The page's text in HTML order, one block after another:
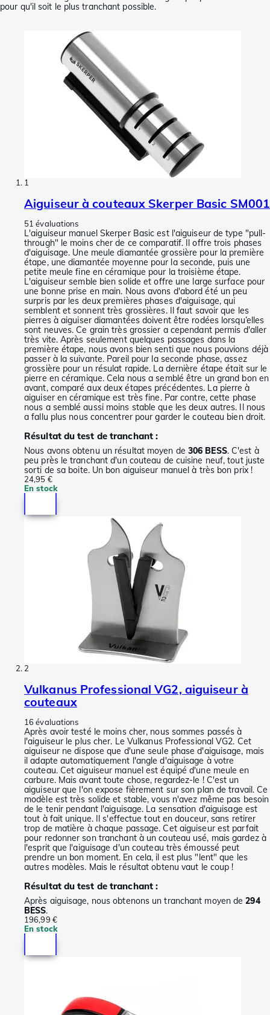
pour qu'il soit le plus tranchant possible.
1
Aiguiseur à couteaux Skerper Basic SM001
51 évaluations
L'aiguiseur manuel Skerper Basic est l'aiguiseur de type "pull-
through" le moins cher de ce comparatif. Il offre trois phases
d'aiguisage. Une meule diamantée grossière pour la première
étape, une diamantée moyenne pour la seconde, puis une
petite meule fine en céramique pour la troisième étape.
L'aiguiseur semble bien solide et offre une large surface pour
une bonne prise en main. Nous avons d'abord été un peu
surpris par les deux premières phases d'aiguisage, qui
semblent et sonnent très grossières. Il faut savoir que les
pierres à aiguiser diamantées doivent être rodées lorsqu’elles
sont neuves. Ce grain très grossier a cependant permis d'aller
très vite. Après seulement quelques passages dans la
première étape, nous avons bien senti que nous pouvions déjà
passer à la suivante. Pareil pour la seconde phase, assez
grossière pour un résulat rapide. La dernière étape était sur le
pierre en céramique. Cela nous a semblé être un grand bon en
avant, comparé aux deux étapes précédentes. La pierre à
aiguiser en céramique est très fine. Par contre, cette phase
nous a semblé aussi moins stable que les deux autres. Il nous
a fallu plus nous concentrer pour garder le couteau bien droit.
Résultat du test de tranchant :
Nous avons obtenu un résultat moyen de 306 BESS. C'est à
peu près le tranchant d'un couteau de cuisine neuf, tout juste
sorti de sa boite. Un bon aiguiseur manuel à très bon prix !
24,95 €
En stock
2
Vulkanus Professional VG2, aiguiseur à
couteaux
16 évaluations
Après avoir testé le moins cher, nous sommes passés à
l'aiguiseur le plus cher. Le Vulkanus Professional VG2. Cet
aiguiseur ne dispose que d'une seule phase d'aiguisage, mais
il adapte automatiquement l'angle d'aiguisage à votre
couteau. Cet aiguiseur manuel est équipé d'une meule en
carbure. Mais avant toute chose, regardez-le ! C'est un
aiguiseur que l'on expose fièrement sur son plan de travail. Ce
modèle est très solide et stable, vous n'avez même pas besoin
de le tenir pendant l'aiguisage. La sensation d'aiguisage est
tout à fait unique. Il s'effectue tout en douceur, sans retirer
trop de matière à chaque passage. Cet aiguiseur est parfait
pour redonner son tranchant à un couteau usé, mais gardez à
l'esprit que l'aiguisage d'un couteau très émoussé peut
prendre un bon moment. En cela, il est plus "lent" que les
autres modèles. Mais le résultat obtenu vaut le coup !
Résultat du test de tranchant :
Après aiguisage, nous obtenons un tranchant moyen de294
BESS.
196,99 €
En stock